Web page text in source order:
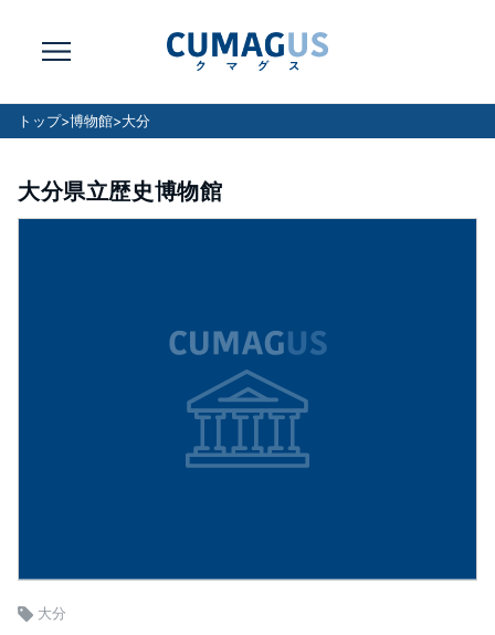
トップ>博物館>大分
大分県立歴史博物館
大分